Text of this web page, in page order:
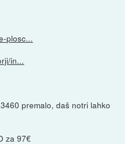
plosc...
in...
premalo, daš notri lahko
za 97€